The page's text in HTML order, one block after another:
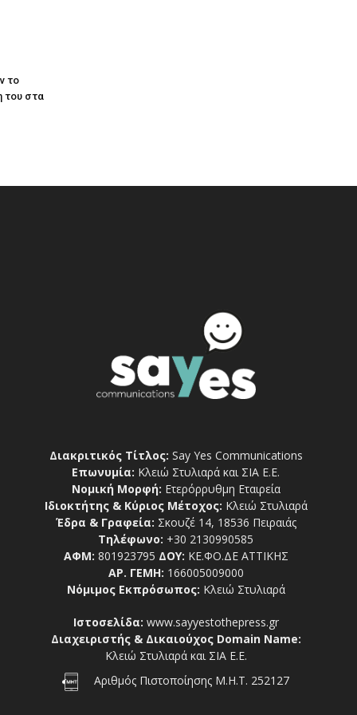
το
του στα
Διακριτικός Τίτλος: Say Yes Communications
Επωνυμία: Κλειώ Στυλιαρά και ΣΙΑ Ε.Ε.
Νομική Μορφή: Ετερόρρυθμη Εταιρεία
Ιδιοκτήτης & Κύριος Μέτοχος: Κλειώ Στυλιαρά
Έδρα & Γραφεία: Σκουζέ 14, 18536 Πειραιάς
Τηλέφωνο: +30 2130990585
ΑΦΜ: 801923795 ΔΟΥ: ΚΕ.ΦΟ.ΔΕ ΑΤΤΙΚΗΣ
ΑΡ. ΓΕΜΗ: 166005009000
Νόμιμος Εκπρόσωπος: Κλειώ Στυλιαρά
Ιστοσελίδα: www.sayyestothepress.gr
Διαχειριστής & Δικαιούχος Domain Name:
Κλειώ Στυλιαρά και ΣΙΑ Ε.Ε.
Αριθμός Πιστοποίησης Μ.Η.Τ. 252127